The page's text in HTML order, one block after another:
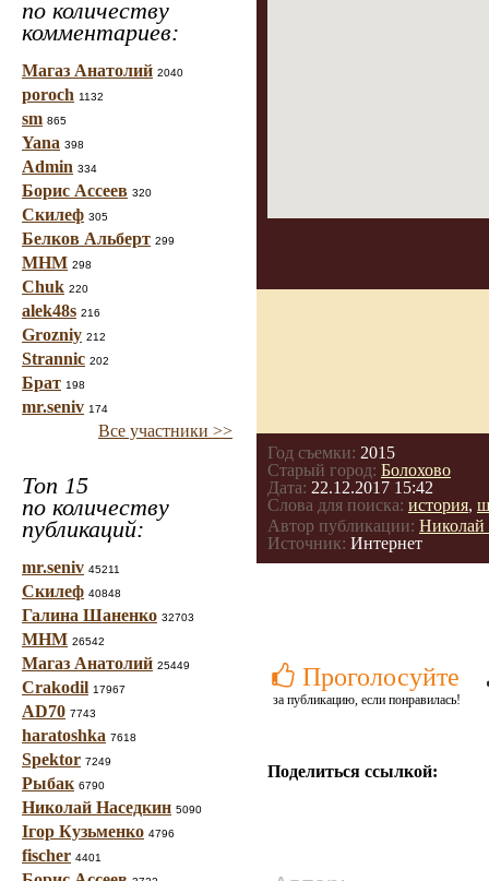
по количеству
комментариев:
Магаз Анатолий 2040
poroch 1132
sm 865
Yana 398
Admin 334
Борис Ассеев 320
Скилеф 305
Белков Альберт 299
МНМ 298
Chuk 220
alek48s 216
Grozniy 212
Strannic 202
Брат 198
mr.seniv 174
Все участники >>
Топ 15
по количеству
публикаций:
mr.seniv 45211
Скилеф 40848
Галина Шаненко 32703
МНМ 26542
Магаз Анатолий 25449
Crakodil 17967
AD70 7743
haratoshka 7618
Spektor 7249
Рыбак 6790
Николай Наседкин 5090
Ігор Кузьменко 4796
fischer 4401
Год съемки: 2015
Старый город: Болохово
Дата: 22.12.2017 15:42
Слова для поиска: история,
Автор публикации: Николай
Источник: Интернет
Проголосуйте
за публикацию, если понравилась!
Поделиться ссылкой: